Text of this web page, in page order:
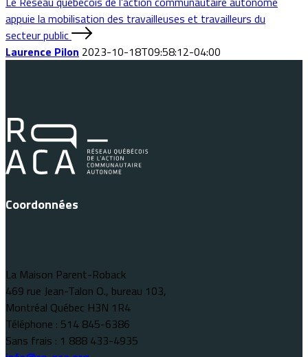
appuie la mobilisation des travailleuses et travailleurs du
secteur public
Laurence Pilon 2023-10-18T09:58:12-04:00
Coordonnées
La Maison Parent-Roback
469 rue Jean-Talon O., bureau 103,
Montréal Québec H3N 1R4
Téléphone : 514 845-6386
Sans frais : 1 888 433-4935